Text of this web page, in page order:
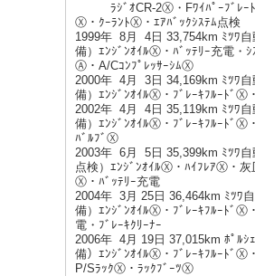
ﾗｼﾞｵCR-2Ⓧ・Fﾜｲﾊﾟｰﾌﾞﾚｰﾄ
Ⓧ・ｸｰﾗﾝﾄⓍ・ｴｱﾊﾞｯｸｼｽﾃﾑ点検
1999年 8月 4日 33,754km ﾐﾂﾜ自
備）ｴﾝｼﾞﾝｵｲﾙⓍ・ﾊﾞｯﾃﾘｰ充電・ｼ
Ⓐ・A/CｺﾝﾌﾟﾚｯｻｰｼﾑⓍ
2000年 4月 3日 34,169km ﾐﾂﾜ自
備）ｴﾝｼﾞﾝｵｲﾙⓍ・ﾌﾞﾚｰｷﾌﾙｰﾄﾞⓍ
2002年 4月 4日 35,119km ﾐﾂﾜ自
備）ｴﾝｼﾞﾝｵｲﾙⓍ・ﾌﾞﾚｰｷﾌﾙｰﾄﾞⓍ
ﾊﾞﾙﾌﾞⓍ
2003年 6月 5日 35,399km ﾐﾂﾜ自
点検）ｴﾝｼﾞﾝｵｲﾙⓍ・ﾊｲﾌﾚｱⓍ・灰
Ⓧ・ﾊﾞｯﾃﾘｰ充電
2004年 3月 25日 36,464km ﾐﾂﾜ
備）ｴﾝｼﾞﾝｵｲﾙⓍ・ﾌﾞﾚｰｷﾌﾙｰﾄﾞⓍ
電・ﾌﾞﾚｰｷｸﾘｰﾅｰ
2006年 4月 19日 37,015km ﾎﾟﾙｼ
備）ｴﾝｼﾞﾝｵｲﾙⓍ・ﾌﾞﾚｰｷﾌﾙｰﾄﾞⓍ
P/SﾗｯｸⓍ・ﾗｯｸﾌﾞｰﾂⓍ